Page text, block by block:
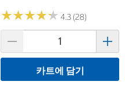
★★★★★
★★★★★ 4.3 (28)
카트에 담기